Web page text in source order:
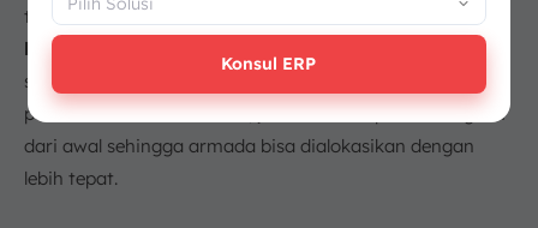
tempat pengeluaran
sangat mempengaruhi berapa
lama waktu satu rit
semakin sedikit rit yang dapat dilakukan setiap hari atau
pada satu shift. Karena itu, jarak harus dipertimbangkan
dari awal sehingga armada bisa dialokasikan dengan
lebih tepat.
Konsul ERP